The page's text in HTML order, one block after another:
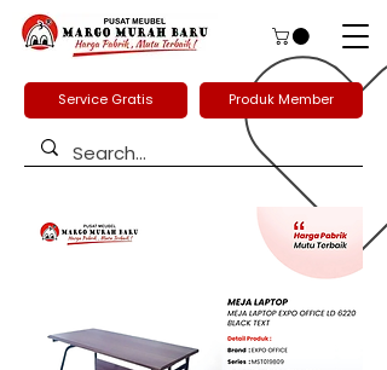
Service Gratis Produk Member